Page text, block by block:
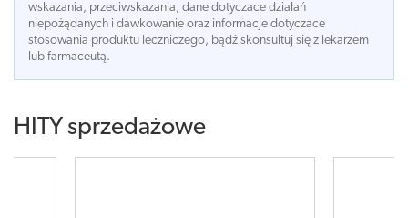
wskazania, przeciwskazania, dane dotyczace działań
niepożądanych i dawkowanie oraz informacje dotyczace
stosowania produktu leczniczego, bądź skonsultuj się z lekarzem
lub farmaceutą.
HITY sprzedażowe